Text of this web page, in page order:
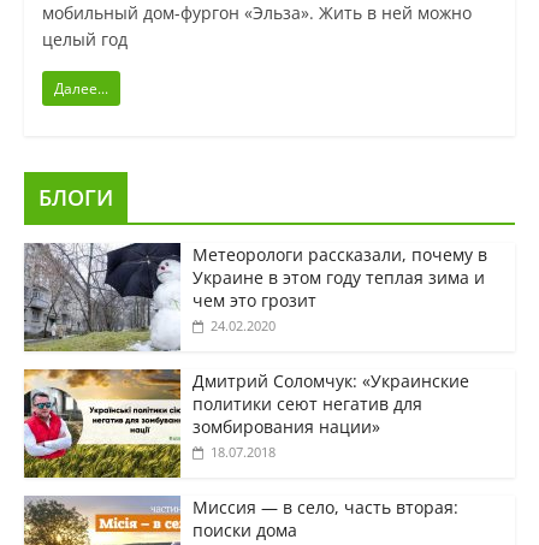
мобильный дом-фургон «Эльза». Жить в ней можно
целый год
Далее...
БЛОГИ
Метеорологи рассказали, почему в
Украине в этом году теплая зима и
чем это грозит
24.02.2020
Дмитрий Соломчук: «Украинские
политики сеют негатив для
зомбирования нации»
18.07.2018
Миссия — в село, часть вторая:
поиски дома